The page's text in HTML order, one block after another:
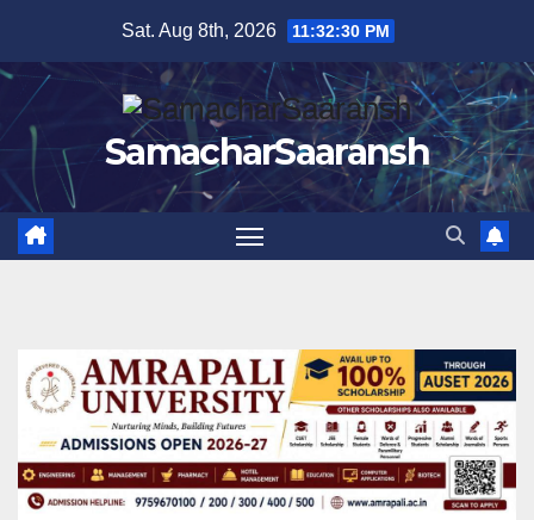
content
Sat. Aug 8th, 2026 11:32:31 PM
SamacharSaaransh